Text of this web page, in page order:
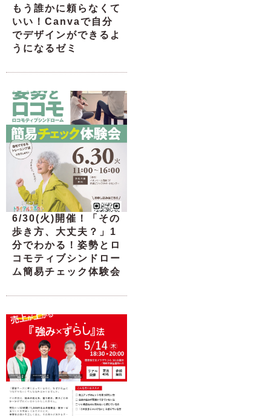
もう誰かに頼らなくて
いい！Canvaで自分
でデザインができるよ
うになるゼミ
6/30(火)開催！「その
歩き方、大丈夫？」1
分でわかる！姿勢とロ
コモティブシンドロー
ム簡易チェック体験会